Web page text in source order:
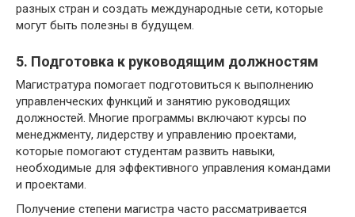
разных стран и создать международные сети, которые
могут быть полезны в будущем.
5. Подготовка к руководящим должностям
Магистратура помогает подготовиться к выполнению
управленческих функций и занятию руководящих
должностей. Многие программы включают курсы по
менеджменту, лидерству и управлению проектами,
которые помогают студентам развить навыки,
необходимые для эффективного управления командами
и проектами.
Получение степени магистра часто рассматривается